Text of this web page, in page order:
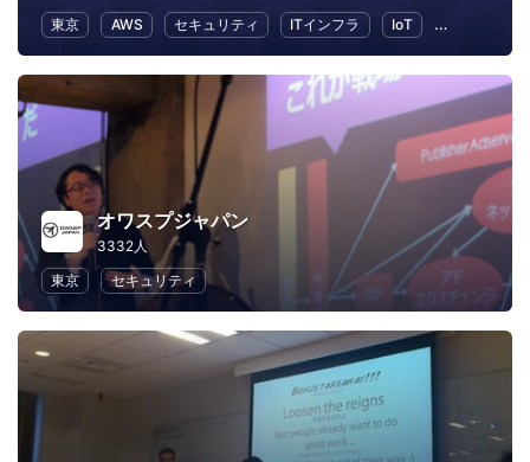
東京
AWS セキュリティ ITインフラ IoT ビジネス
オワスプジャパン
3332人
東京
セキュリティ